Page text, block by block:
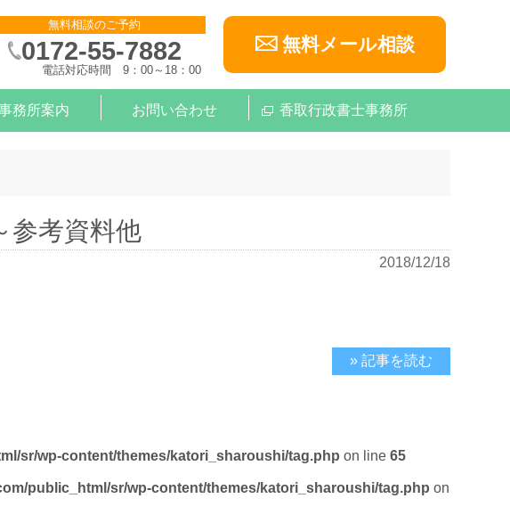
無料相談のご予約
0172-55-7882
電話対応時間 9：00～18：00
無料メール相談
務所案内 お問い合わせ 香取行政書士事務所
参考資料他
2018/12/18
» 記事を読む
sr/wp-content/themes/katori_sharoushi/tag.php on line65
public_html/sr/wp-content/themes/katori_sharoushi/tag.php on